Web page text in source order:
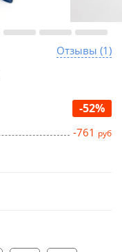
Отзывы (1)
-52%
-761 руб